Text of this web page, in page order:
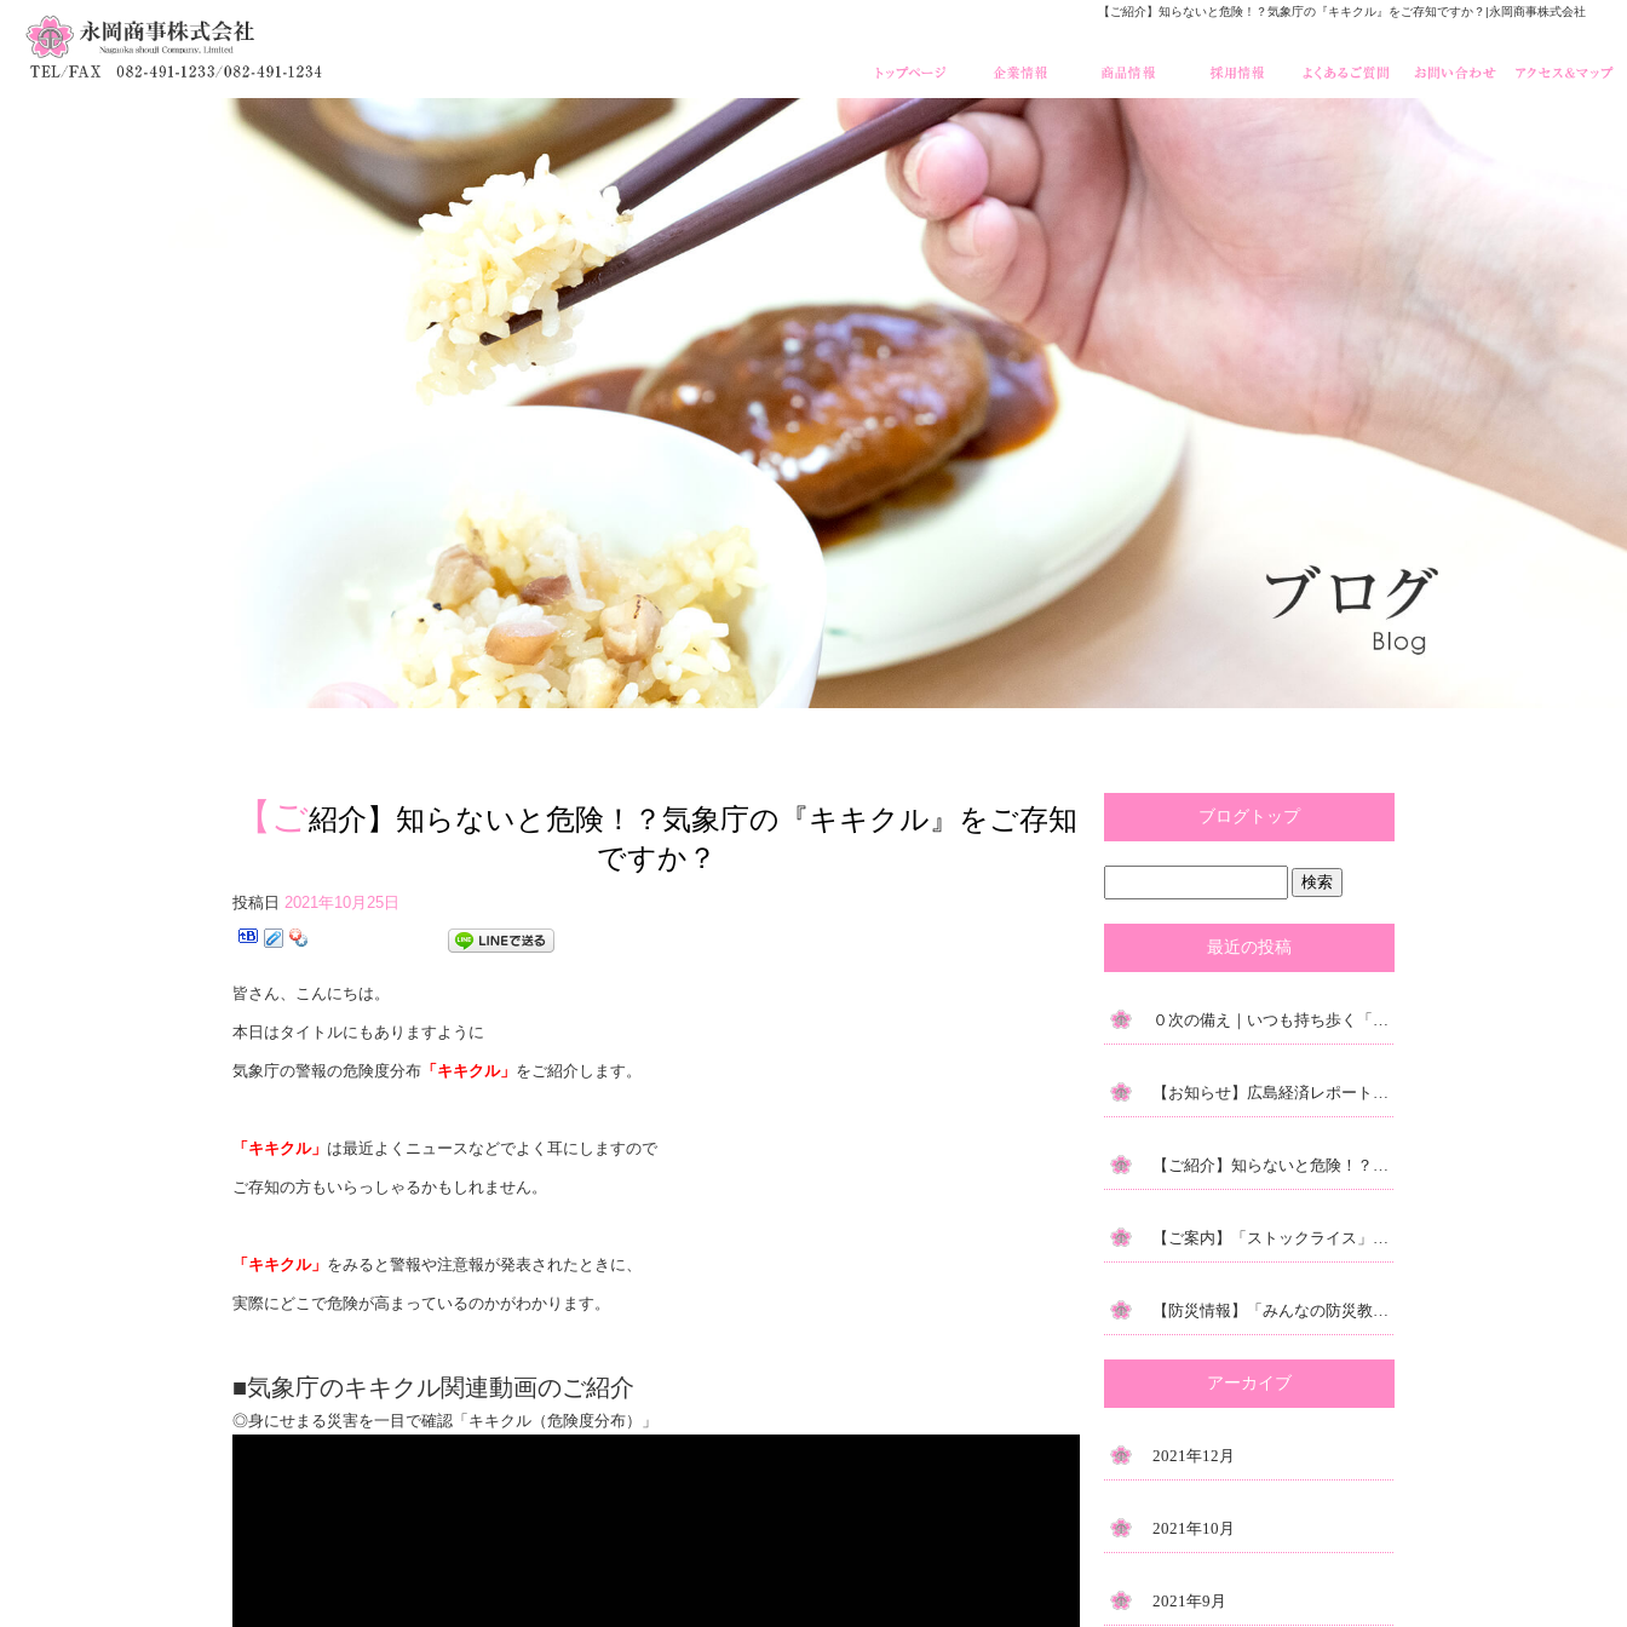
【ご紹介】知らないと危険！？気象庁の『キキクル』をご存知ですか？|永岡商事株式会社
【ご紹介】知らないと危険！？気象庁の『キキクル』をご存知
ですか？
投稿日 2021年10月25日
皆さん、こんにちは。
本日はタイトルにもありますように
気象庁の警報の危険度分布 「キキクル」 をご紹介します。
「キキクル」 は最近よくニュースなどでよく耳にしますので
ご存知の方もいらっしゃるかもしれません。
「キキクル」 をみると警報や注意報が発表されたときに、
実際にどこで危険が高まっているのかがわかります。
■気象庁のキキクル関連動画のご紹介
◎身にせまる災害を一目で確認「キキクル（危険度分布）」
ブログトップ
最近の投稿
アーカイブ
2021年12月
2021年10月
2021年9月